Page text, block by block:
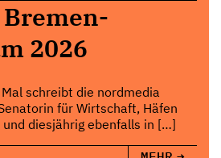
Bremen-
2026
schreibt die nordmedia
für Wirtschaft, Häfen
diesjährig ebenfalls in […]